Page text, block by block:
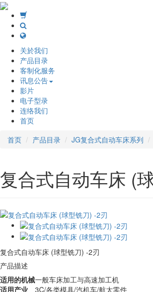
关於我们
产品目录
客制化服务
讯息公告
影片
电子型录
连络我们
首页
首页
产品目录 JG复合式自动车床系列
复合式自动车床 (
复合式自动车床 (球型铣刀) -2刃
产品描述
适用的机械一般车床加工与高速加工机
适用产业
3C/各类模具/汽机车/航太零件